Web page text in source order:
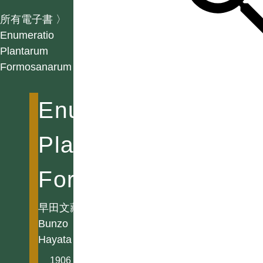
所有電子書 〉
Enumeratio
Plantarum
Formosanarum
Enumeratio
Plantarum
Formosanarum
早田文藏
Bunzo
Hayata
1906